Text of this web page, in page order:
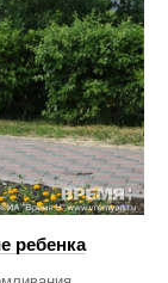
ребенка